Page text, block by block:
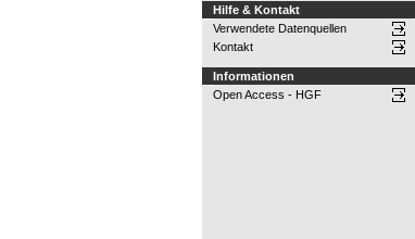
Hilfe & Kontakt
Verwendete Datenquellen
Kontakt
Informationen
Open Access - HGF